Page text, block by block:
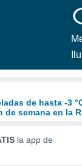
de hasta -3
de semana en la
la app de